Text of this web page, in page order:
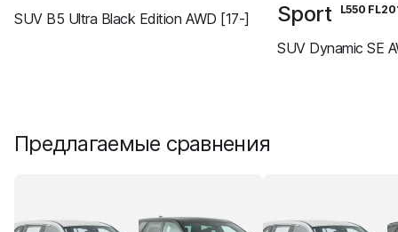
SUV B5 Ultra Black Edition AWD [17-]
Sport
L550
SUV Dynamic SE
Предлагаемые сравнения